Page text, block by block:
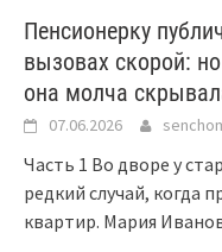
Пенсионерку
вызовах скорой:
она молча
07.06.2026
Часть 1 Во дворе у
редкий случай, когда
квартир. Мария